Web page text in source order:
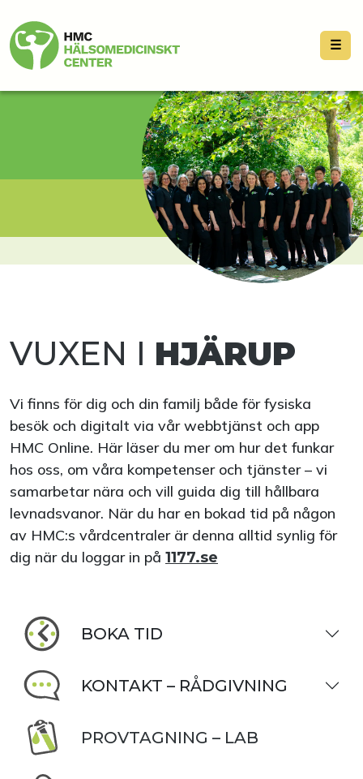
☰
VUXEN I HJÄRUP
Vi finns för dig och din familj både för fysiska
besök och digitalt via vår webbtjänst och app
HMC Online. Här läser du mer om hur det funkar
hos oss, om våra kompetenser och tjänster – vi
samarbetar nära och vill guida dig till hållbara
levnadsvanor. När du har en bokad tid på någon
av HMC:s vårdcentraler är denna alltid synlig för
dig när du loggar in på 1177.se
BOKA TID
KONTAKT – RÅDGIVNING
PROVTAGNING – LAB